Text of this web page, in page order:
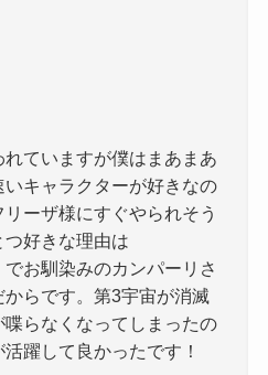
ていますが僕はまあまあ
キャラクターが好きなの
ーザ様にすぐやられそう
好きな理由は
でお馴染みのカンパーリさ
らです。第3宇宙が消滅
喋らなくなってしまったの
躍して良かったです！